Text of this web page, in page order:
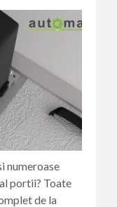
numeroase
portii? Toate
de la